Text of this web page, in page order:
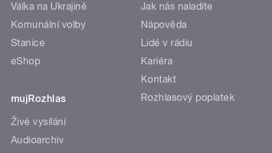
Válka na Ukrajině
Komunální volby
Stanice
eShop
mujRozhlas
Živé vysílání
Audioarchiv
Jak nás naladíte
Nápověda
Lidé v rádiu
Kariéra
Kontakt
Rozhlasový poplatek